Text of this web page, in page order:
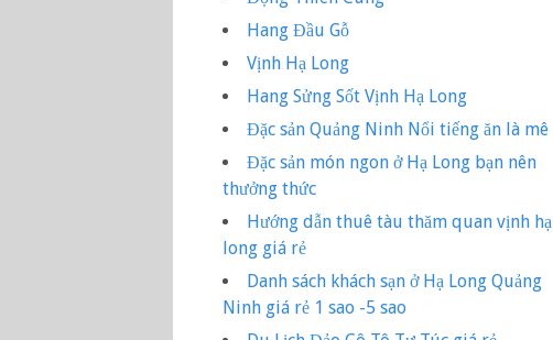
Hang Đầu Gỗ
Vịnh Hạ Long
Hang Sửng Sốt Vịnh Hạ Long
Đặc sản Quảng Ninh Nổi tiếng ăn là mê
Đặc sản món ngon ở Hạ Long bạn nên
thưởng thức
Hướng dẫn thuê tàu thăm quan vịnh hạ
long giá rẻ
Danh sách khách sạn ở Hạ Long Quảng
Ninh giá rẻ 1 sao -5 sao